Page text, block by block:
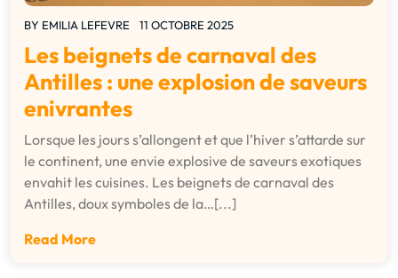
BY EMILIA LEFEVRE 11 OCTOBRE 2025
Les beignets de carnaval des
Antilles : une explosion de saveurs
enivrantes
Lorsque les jours s’allongent et que l’hiver s’attarde sur
le continent, une envie explosive de saveurs exotiques
envahit les cuisines. Les beignets de carnaval des
Antilles, doux symboles de la…[...]
Read More